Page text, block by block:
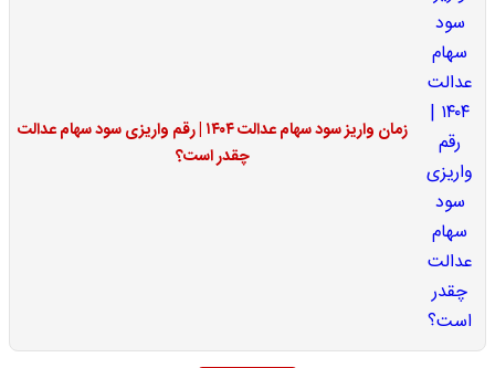
زمان واریز سود سهام عدالت ۱۴۰۴ | رقم واریزی سود سهام عدالت
چقدر است؟